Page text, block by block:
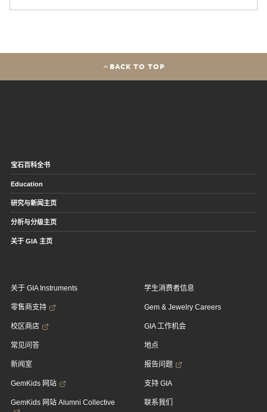
BACK TO TOP
宝石百科全书
Education
研究与新闻主页
分析与分级主页
关于 GIA 主页
关于 GIA Instruments
零售商支持
校区商店
常见问答
新闻室
GemKids 网站
GemKids 网站 Alumni Collective
学生消费者信息
Gem & Jewelry Careers
GIA 工作机会
地点
报告问题
支持 GIA
联系我们